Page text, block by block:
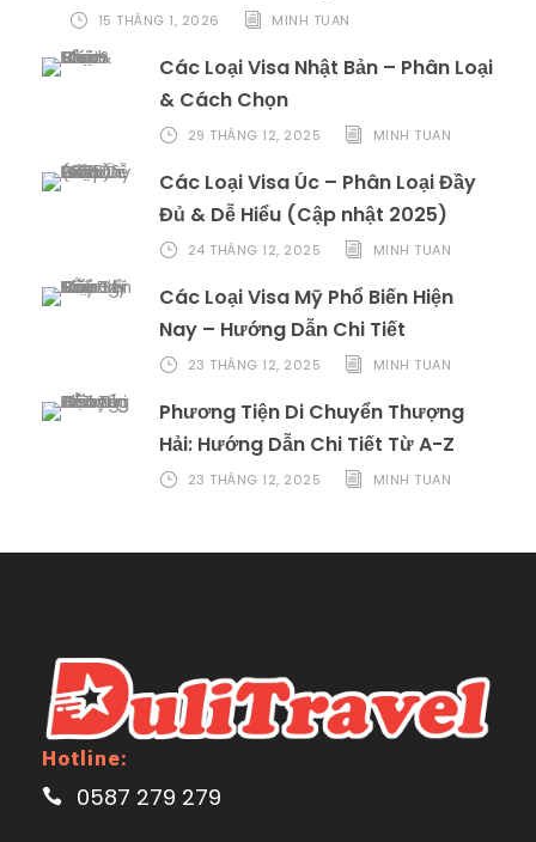
15 THÁNG 1, 2026 MINH TUAN
Các Loại Visa Nhật Bản – Phân Loại
& Cách Chọn
29 THÁNG 12, 2025 MINH TUAN
Các Loại Visa Úc – Phân Loại Đầy
Đủ & Dễ Hiểu (Cập nhật 2025)
24 THÁNG 12, 2025 MINH TUAN
Các Loại Visa Mỹ Phổ Biến Hiện
Nay – Hướng Dẫn Chi Tiết
23 THÁNG 12, 2025 MINH TUAN
Phương Tiện Di Chuyển Thượng
Hải: Hướng Dẫn Chi Tiết Từ A-Z
23 THÁNG 12, 2025 MINH TUAN
Hotline:
0587 279 279